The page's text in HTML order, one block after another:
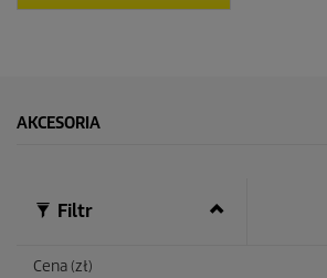
AKCESORIA
Filtr
Cena (zł)